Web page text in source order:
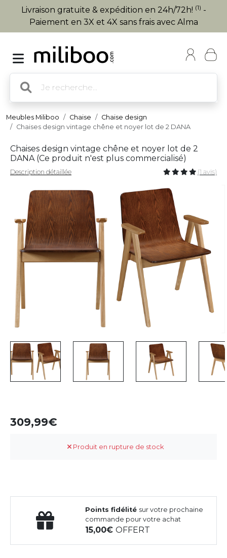
Livraison gratuite & expédition en 24h/72h! (1) -
Paiement en 3X et 4X sans frais avec Alma
Meubles Miliboo Chaise
Chaise design
Chaises design vintage chêne et noyer lot de 2 DANA
Chaises design vintage chêne et noyer lot de 2
DANA (Ce produit n'est plus commercialisé)
Description détaillée (1 avis)
309,99
Produit en rupture de stock
Points fidélité sur votre prochaine
commande pour votre achat
15,00OFFERT